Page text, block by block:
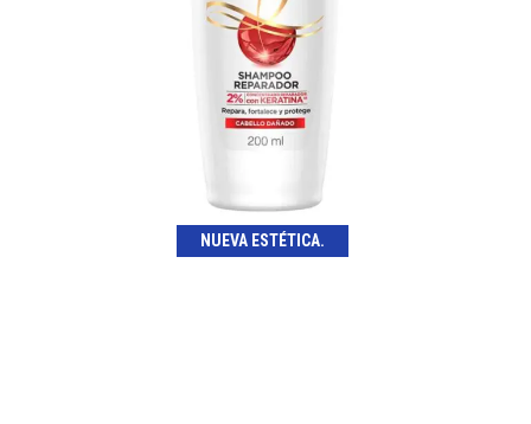
NUEVA ESTÉTICA.